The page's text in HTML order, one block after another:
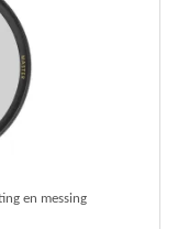
en messing